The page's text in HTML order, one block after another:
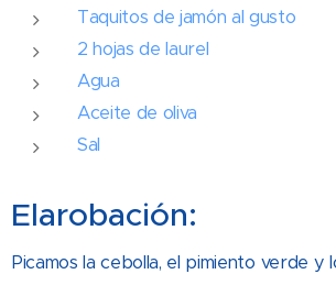
Taquitos de jamón al gusto
2 hojas de laurel
Agua
Aceite de oliva
Sal
Elarobación:
Picamos la cebolla, el pimiento verde y